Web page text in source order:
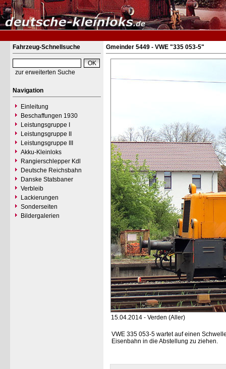
Fahrzeug-Schnellsuche
zur erweiterten Suche
Navigation
Einleitung
Beschaffungen 1930
Leistungsgruppe I
Leistungsgruppe II
Leistungsgruppe III
Akku-Kleinloks
Rangierschlepper Kdl
Deutsche Reichsbahn
Danske Statsbaner
Verbleib
Lackierungen
Sonderseiten
Bildergalerien
Gmeinder 5449 - VWE "335 053-5"
15.04.2014 - Verden (Aller)
VWE 335 053-5 wartet auf einen
Eisenbahn in die Abstellung zu ziehen.